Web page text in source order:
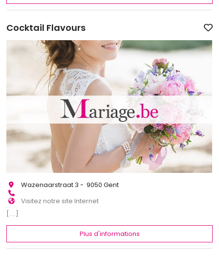
Cocktail Flavours
Wazenaarstraat 3 - 9050 Gent
Visitez notre site Internet
[...]
Plus d'informations